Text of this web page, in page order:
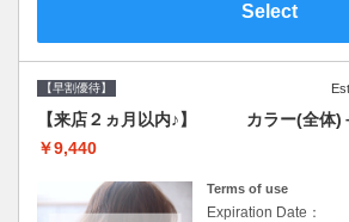
Select
【早割優待】
【来店２ヵ月以内♪】 カラー(全体)
￥9,440
Terms of use
Expiration Date：